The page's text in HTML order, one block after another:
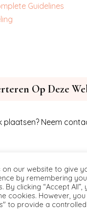
Guidelines
Op Deze
plaatsen? Neem
on our website to give
by remembering
By clicking “Accept
cookies. However,
to provide a